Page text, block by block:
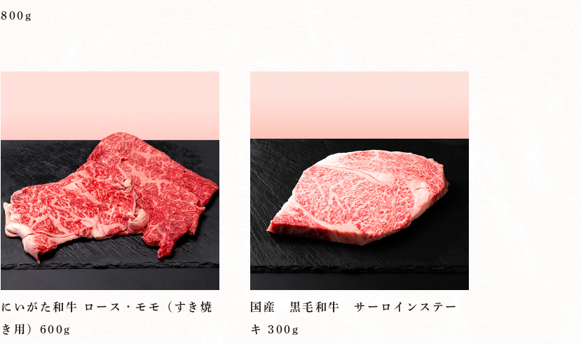
トップページ
お知らせ
新発田牛
よしやセレクト
会社概要／会社沿革
800g
にいがた和牛 ロース・モモ（すき焼
き用）600g
国産 黒毛和牛 サーロインステー
キ 300g